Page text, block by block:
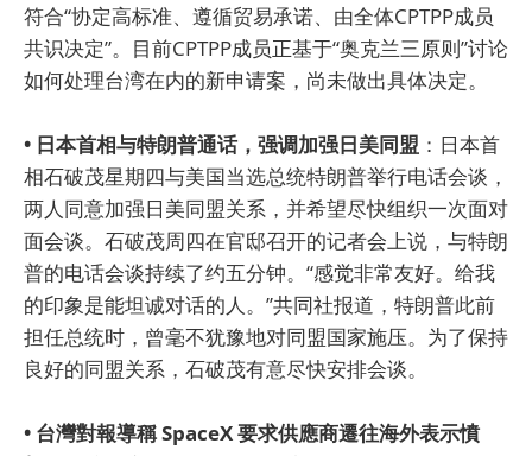
符合“协定高标准、遵循贸易承诺、由全体CPTPP成员
共识决定”。目前CPTPP成员正基于“奥克兰三原则”讨论
如何处理台湾在内的新申请案，尚未做出具体决定。
• 日本首相与特朗普通话，强调加强日美同盟 ：日本首
相石破茂星期四与美国当选总统特朗普举行电话会谈，
两人同意加强日美同盟关系，并希望尽快组织一次面对
面会谈。石破茂周四在官邸召开的记者会上说，与特朗
普的电话会谈持续了约五分钟。“感觉非常友好。给我
的印象是能坦诚对话的人。”共同社报道，特朗普此前
担任总统时，曾毫不犹豫地对同盟国家施压。为了保持
良好的同盟关系，石破茂有意尽快安排会谈。
• 台灣對報導稱 SpaceX 要求供應商遷往海外表示憤